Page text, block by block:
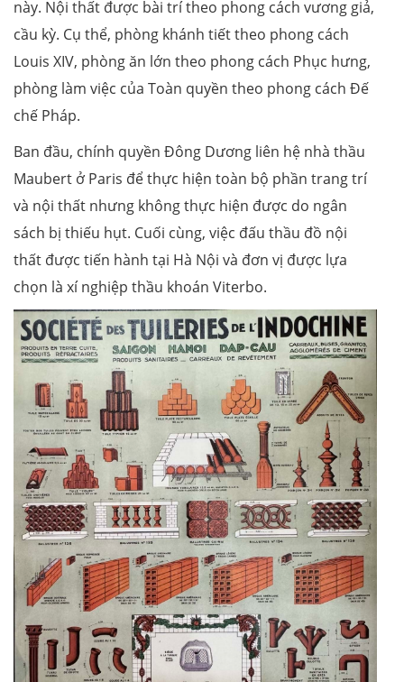
này. Nội thất được bài trí theo phong cách vương giả,
cầu kỳ. Cụ thể, phòng khánh tiết theo phong cách
Louis XIV, phòng ăn lớn theo phong cách Phục hưng,
phòng làm việc của Toàn quyền theo phong cách Đế
chế Pháp.
Ban đầu, chính quyền Đông Dương liên hệ nhà thầu
Maubert ở Paris để thực hiện toàn bộ phần trang trí
và nội thất nhưng không thực hiện được do ngân
sách bị thiếu hụt. Cuối cùng, việc đấu thầu đồ nội
thất được tiến hành tại Hà Nội và đơn vị được lựa
chọn là xí nghiệp thầu khoán Viterbo.